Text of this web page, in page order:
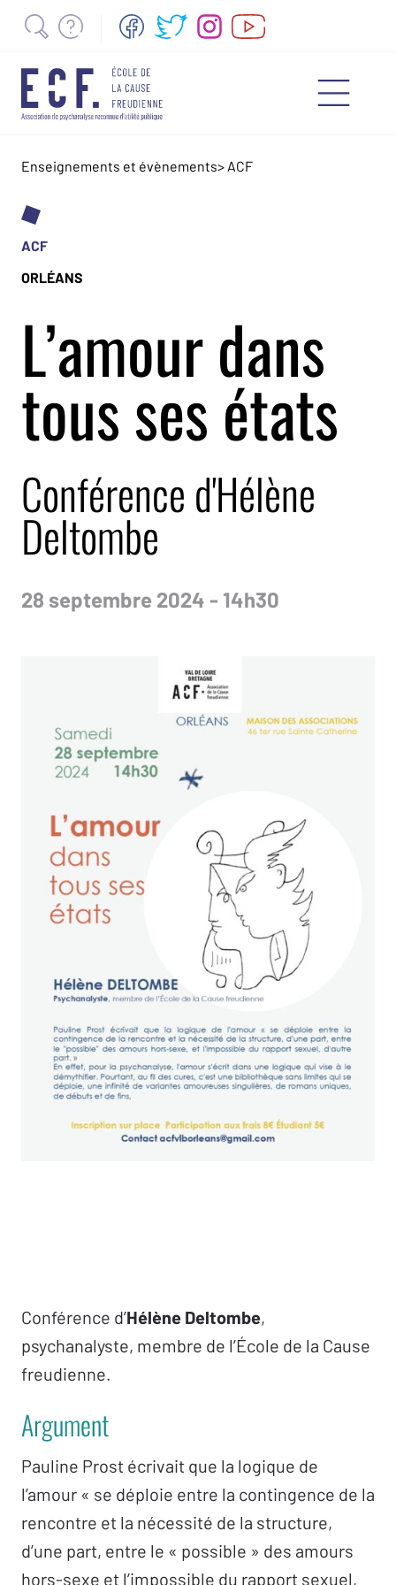
Enseignements et évènements> ACF
ACF
ORLÉANS
L’amour dans
tous ses états
Conférence d'Hélène
Deltombe
28 septembre 2024 - 14h30
Conférence d’Hélène Deltombe,
psychanalyste, membre de l’École de la Cause
freudienne.
Argument
Pauline Prost écrivait que la logique de
l’amour « se déploie entre la contingence de la
rencontre et la nécessité de la structure,
d’une part, entre le « possible » des amours
hors-sexe et l’impossible du rapport sexuel,